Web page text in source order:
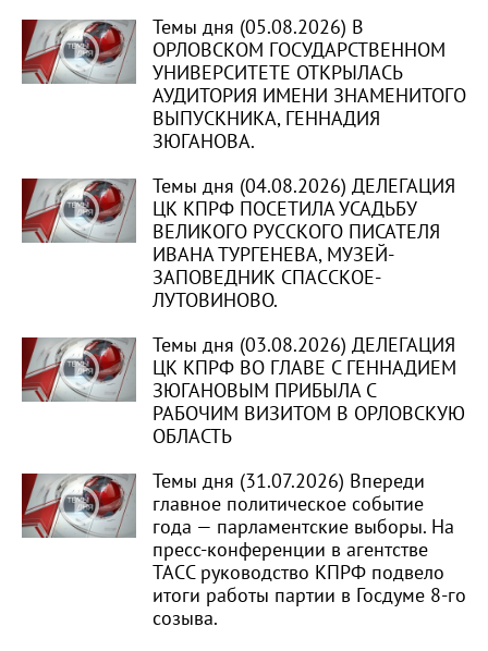
Темы дня (05.08.2026) В
ОРЛОВСКОМ ГОСУДАРСТВЕННОМ
УНИВЕРСИТЕТЕ ОТКРЫЛАСЬ
АУДИТОРИЯ ИМЕНИ ЗНАМЕНИТОГО
ВЫПУСКНИКА, ГЕННАДИЯ
ЗЮГАНОВА.
Темы дня (04.08.2026) ДЕЛЕГАЦИЯ
ЦК КПРФ ПОСЕТИЛА УСАДЬБУ
ВЕЛИКОГО РУССКОГО ПИСАТЕЛЯ
ИВАНА ТУРГЕНЕВА, МУЗЕЙ-
ЗАПОВЕДНИК СПАССКОЕ-
ЛУТОВИНОВО.
Темы дня (03.08.2026) ДЕЛЕГАЦИЯ
ЦК КПРФ ВО ГЛАВЕ С ГЕННАДИЕМ
ЗЮГАНОВЫМ ПРИБЫЛА С
РАБОЧИМ ВИЗИТОМ В ОРЛОВСКУЮ
ОБЛАСТЬ
Темы дня (31.07.2026) Впереди
главное политическое событие
года — парламентские выборы. На
пресс-конференции в агентстве
ТАСС руководство КПРФ подвело
итоги работы партии в Госдуме 8-го
созыва.